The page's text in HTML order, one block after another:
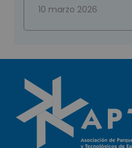
10 marzo 2026